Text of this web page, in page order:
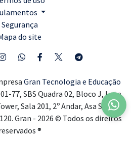
Segurança
do site
Gran Tecnologia e Educação
77, SBS Quadra 02, Bloco J, Lote
Sala 201, 2º Andar, Asa Sul,
Gran - 2026 © Todos os direitos
®